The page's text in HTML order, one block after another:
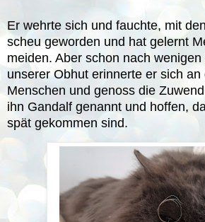
Er wehrte sich und fauchte, mit
scheu geworden und hat gelernt
meiden. Aber schon nach wenigen
unserer Obhut erinnerte er sich an
Menschen und genoss die
ihn Gandalf genannt und hoffen,
spät gekommen sind.